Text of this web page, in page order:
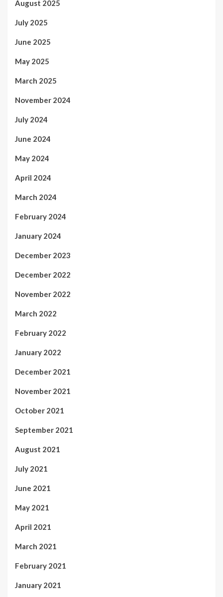
August 2025
July 2025
June 2025
May 2025
March 2025
November 2024
July 2024
June 2024
May 2024
April 2024
March 2024
February 2024
January 2024
December 2023
December 2022
November 2022
March 2022
February 2022
January 2022
December 2021
November 2021
October 2021
September 2021
August 2021
July 2021
June 2021
May 2021
April 2021
March 2021
February 2021
January 2021